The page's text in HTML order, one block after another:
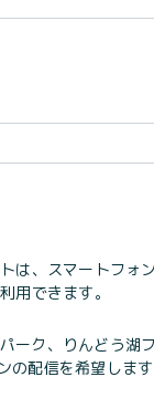
は、スマートフォ
用できます。
ーク、りんどう湖
の配信を希望します